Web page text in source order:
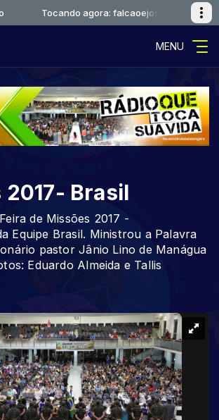
Tocando agora: falcaoejosue-sacrificio
MENU
Brasil
de Missões 2017 -
Equipe Brasil. Ministrou a Palavra
pastor Jânio Lino de Manágua
Eduardo Almeida e Tallis